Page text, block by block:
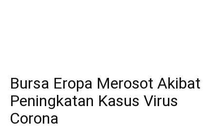
Bursa Eropa Merosot Akibat
Peningkatan Kasus Virus
Corona